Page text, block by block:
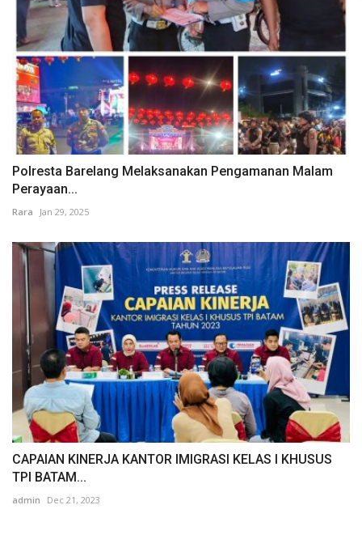
Polresta Barelang Melaksanakan Pengamanan Malam
Perayaan...
Rara Jan 29, 2025
CAPAIAN KINERJA KANTOR IMIGRASI KELAS I KHUSUS
TPI BATAM...
admin Dec 21, 2023